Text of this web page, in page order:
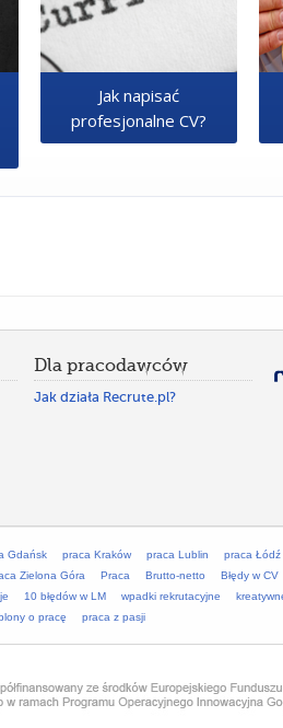
Jak napisać
profesjonalne CV?
Dla pracodawców
Jak działa Recrute.pl?
Gdańsk praca Kraków praca Lublin
praca Łódź
Zielona Góra Praca Brutto-netto
Błędy w CV
10 błędów w LM wpadki rekrutacyjne
o pracę praca z pasji